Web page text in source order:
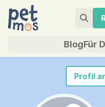
BlogFür
Profil